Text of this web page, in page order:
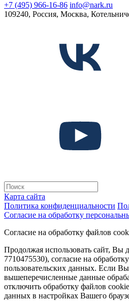
+7 (495) 966-16-86 info@nark.ru
109240, Россия, Москва,
Карта сайта
Политика конфиденциальности
Согласие на обработку
Согласие на обработку файлов
Продолжая использовать сайт,
7710475530), согласие на
пользовательских данных. Если
вышеперечисленные данные
отключить обработку файлов
данных в настройках Вашего